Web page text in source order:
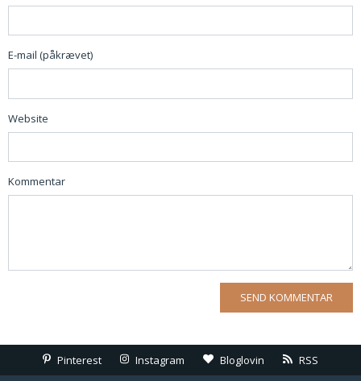
E-mail (påkrævet)
Website
Kommentar
Pinterest Instagram Bloglovin RSS